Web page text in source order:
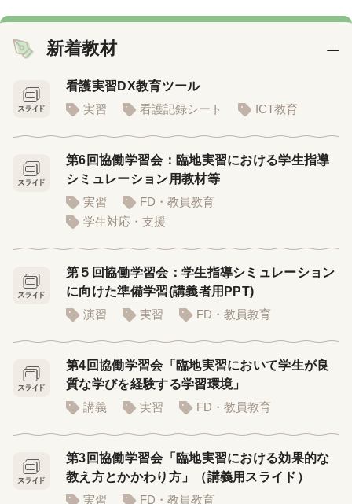
新着教材
看護実習DX教育ツール
実習
看護記録シート ICT教育
第6回協働学習会：臨地実習における学生指導
シミュレーション用教材等
実習
FD・教員教育
学生対応・支援
第５回協働学習会：学生指導シミュレーション
に向けた準備学習(講義者用PPT)
演習
実習 FD・教員教育
第4回協働学習会「臨地実習において学生が良
質な学びを経験する学習環境」
講義
実習 FD・教員教育
第3回協働学習会「臨地実習における効果的な
教え方とかかわり方」（講義用スライド）
実習
FD・教員教育